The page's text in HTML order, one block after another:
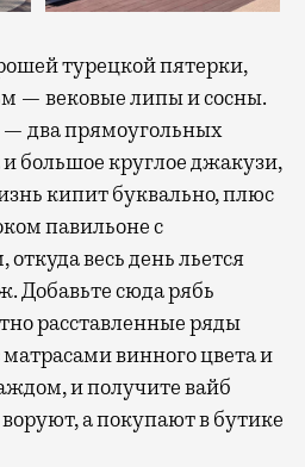
турецкой пятерки,
— вековые липы и сосны.
два прямоугольных
большое круглое джакузи,
кипит буквально, плюс
павильоне с
весь день льется
Добавьте сюда рябь
расставленные ряды
винного цвета и
и получите вайб
а покупают в бутике